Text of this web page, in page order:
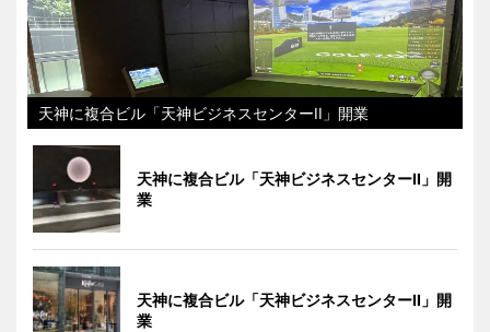
天神に複合ビル「天神ビジネスセンターII」開業
天神に複合ビル「天神ビジネスセンターII」開
業
天神に複合ビル「天神ビジネスセンターII」開
業